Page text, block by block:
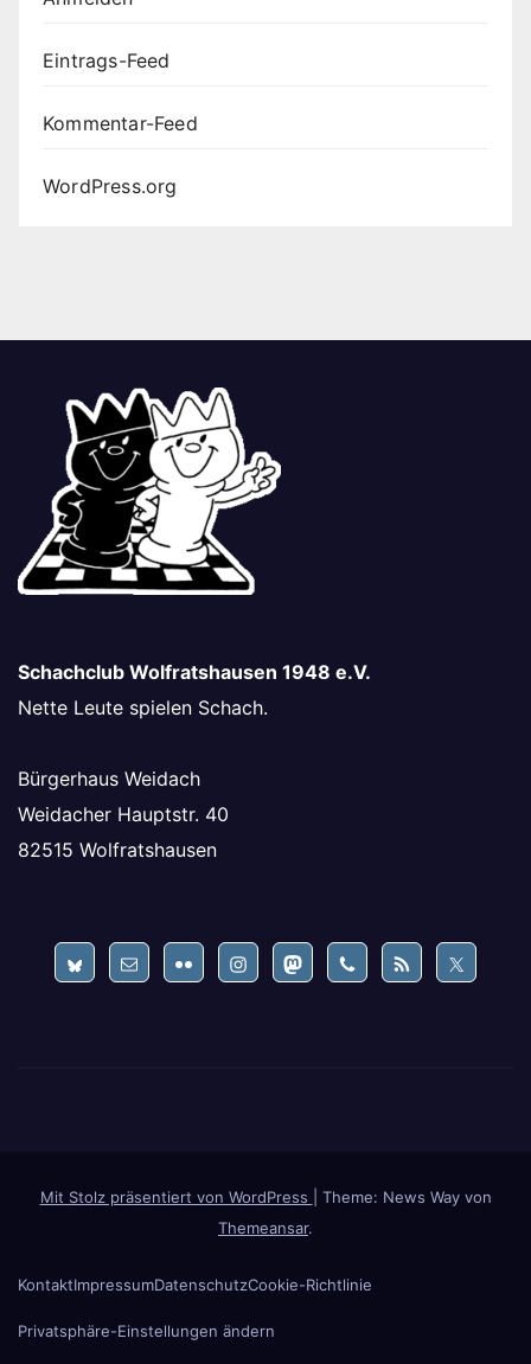
Eintrags-Feed
Kommentar-Feed
WordPress.org
Schachclub Wolfratshausen 1948 e.V.
Nette Leute spielen Schach.
Bürgerhaus Weidach
Weidacher Hauptstr. 40
82515 Wolfratshausen
Mit Stolz präsentiert von WordPress
Theme: News Way von
Themeansar.
KontaktImpressumDatenschutzCookie-Richtlinie
Privatsphäre-Einstellungen ändern